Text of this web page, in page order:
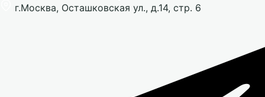
г.Москва, Осташковская ул., д.14, стр. 6